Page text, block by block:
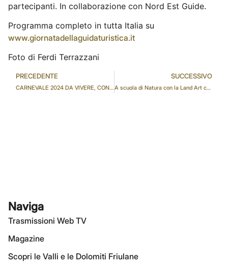
partecipanti. In collaborazione con Nord Est Guide.
Programma completo in tutta Italia su
www.giornatadellaguidaturistica.it
Foto di Ferdi Terrazzani
PRECEDENTE
CARNEVALE 2024 DA VIVERE, CON LE PRO LOCO DEL CONSORZIO TORRE NATISONE
SUCCESSIVO
A scuola di Natura con la Land Art con Gabriele Meneguzzi
Naviga
Trasmissioni Web TV
Magazine
Scopri le Valli e le Dolomiti Friulane